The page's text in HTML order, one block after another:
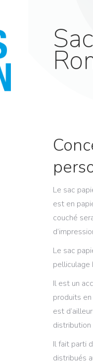
Le sac
est en
couché
Le sac
pelliculage
Il est un
produits
est
Il fait parti
distribués